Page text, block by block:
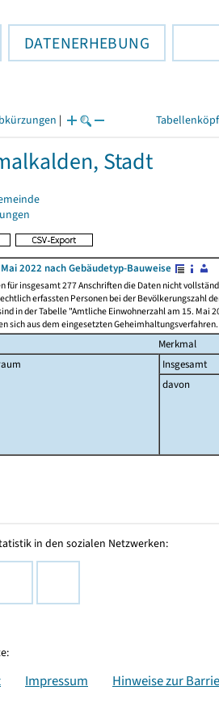
DATENERHEBUNG
|
Stadt
2022 nach Gebäudetyp-Bauweise
für insgesamt 277 Anschriften die Daten nicht
erfassten Personen bei der Bevölkerungszahl
in der Tabelle "Amtliche Einwohnerzahl am 15. Mai
sich aus dem eingesetzten Geheimhaltungsverfahren.
Merkmal
Insgesamt
davon
in den sozialen Netzwerken:
Impressum Hinweise zur